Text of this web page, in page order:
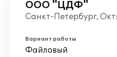
ООО "ЦДФ"
Санкт-Петербург,
Вариант работы
Файловый